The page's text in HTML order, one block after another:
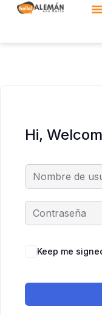
Hi,
Keep me